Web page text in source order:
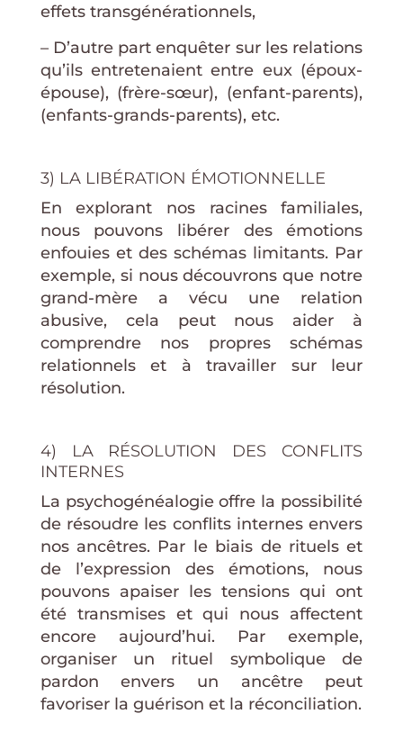
effets transgénérationnels,
– D’autre part enquêter sur les relations
qu’ils entretenaient entre eux (époux-
épouse), (frère-sœur), (enfant-parents),
(enfants-grands-parents), etc.
3) LA LIBÉRATION ÉMOTIONNELLE
En explorant nos racines familiales,
nous pouvons libérer des émotions
enfouies et des schémas limitants. Par
exemple, si nous découvrons que notre
grand-mère a vécu une relation
abusive, cela peut nous aider à
comprendre nos propres schémas
relationnels et à travailler sur leur
résolution.
4) LA RÉSOLUTION DES CONFLITS
INTERNES
La psychogénéalogie offre la possibilité
de résoudre les conflits internes envers
nos ancêtres. Par le biais de rituels et
de l’expression des émotions, nous
pouvons apaiser les tensions qui ont
été transmises et qui nous affectent
encore aujourd’hui. Par exemple,
organiser un rituel symbolique de
pardon envers un ancêtre peut
favoriser la guérison et la réconciliation.